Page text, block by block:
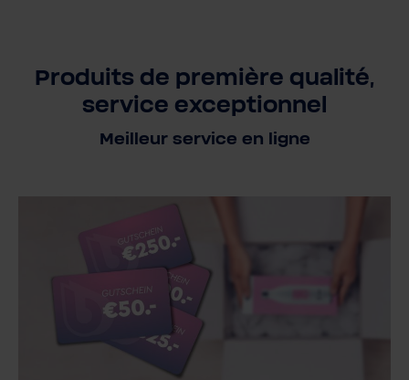
Produits de première qualité,
service exceptionnel
Meilleur service en ligne